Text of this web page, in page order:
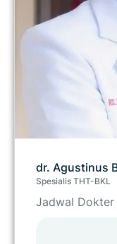
dr. Agustinus
Spesialis THT-BKL
Jadwal Dokter